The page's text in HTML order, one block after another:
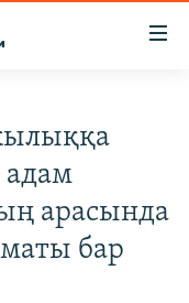
адам
арасында
бар